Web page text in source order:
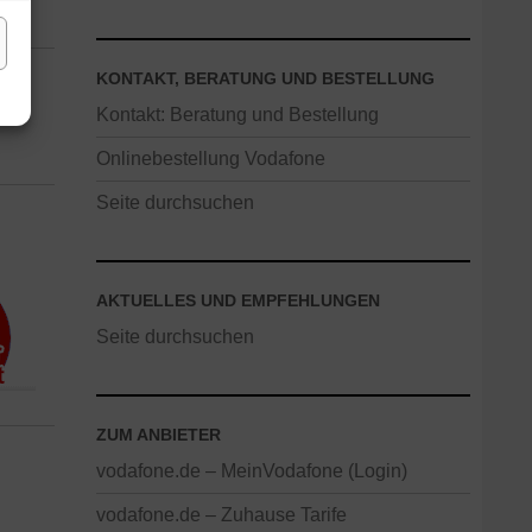
KONTAKT, BERATUNG UND BESTELLUNG
Kontakt: Beratung und Bestellung
Onlinebestellung Vodafone
Seite durchsuchen
AKTUELLES UND EMPFEHLUNGEN
Seite durchsuchen
ZUM ANBIETER
vodafone.de – MeinVodafone (Login)
vodafone.de – Zuhause Tarife